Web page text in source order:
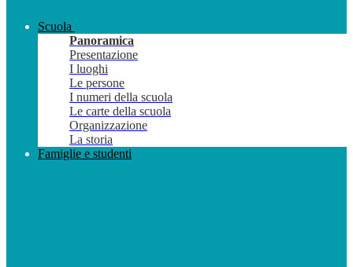
Scuola
Panoramica
Presentazione
I luoghi
Le persone
I numeri della scuola
Le carte della scuola
Organizzazione
La storia
Famiglie e studenti